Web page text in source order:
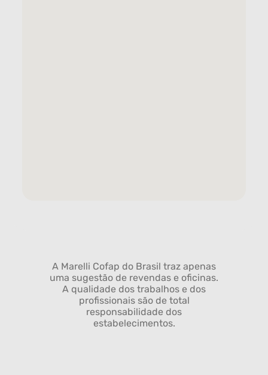
A Marelli Cofap do Brasil traz apenas
uma sugestão de revendas e oficinas.
A qualidade dos trabalhos e dos
profissionais são de total
responsabilidade dos
estabelecimentos.